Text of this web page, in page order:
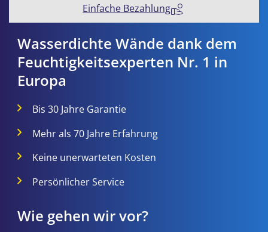
Einfache Bezahlung
Wasserdichte Wände dank dem
Feuchtigkeitsexperten Nr. 1 in
Europa
Bis 30 Jahre Garantie
Mehr als 70 Jahre Erfahrung
Keine unerwarteten Kosten
Persönlicher Service
Wie gehen wir vor?